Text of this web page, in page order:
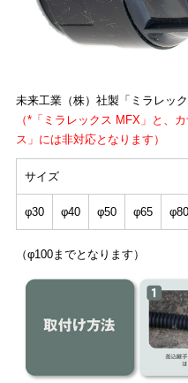
未来工業（株）社製「ミラレッ
（*「ミラレックス MFX」と、
ス」には非対応となります）
サイズ
φ30 φ40 φ50 φ65 φ80
（φ100までとなります）